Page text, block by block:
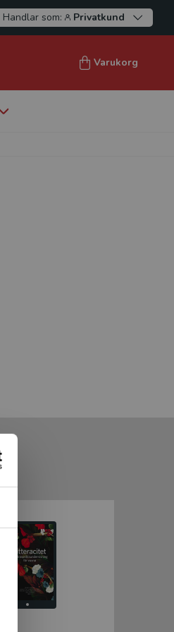
Handlar som: Privatkund
Varukorg